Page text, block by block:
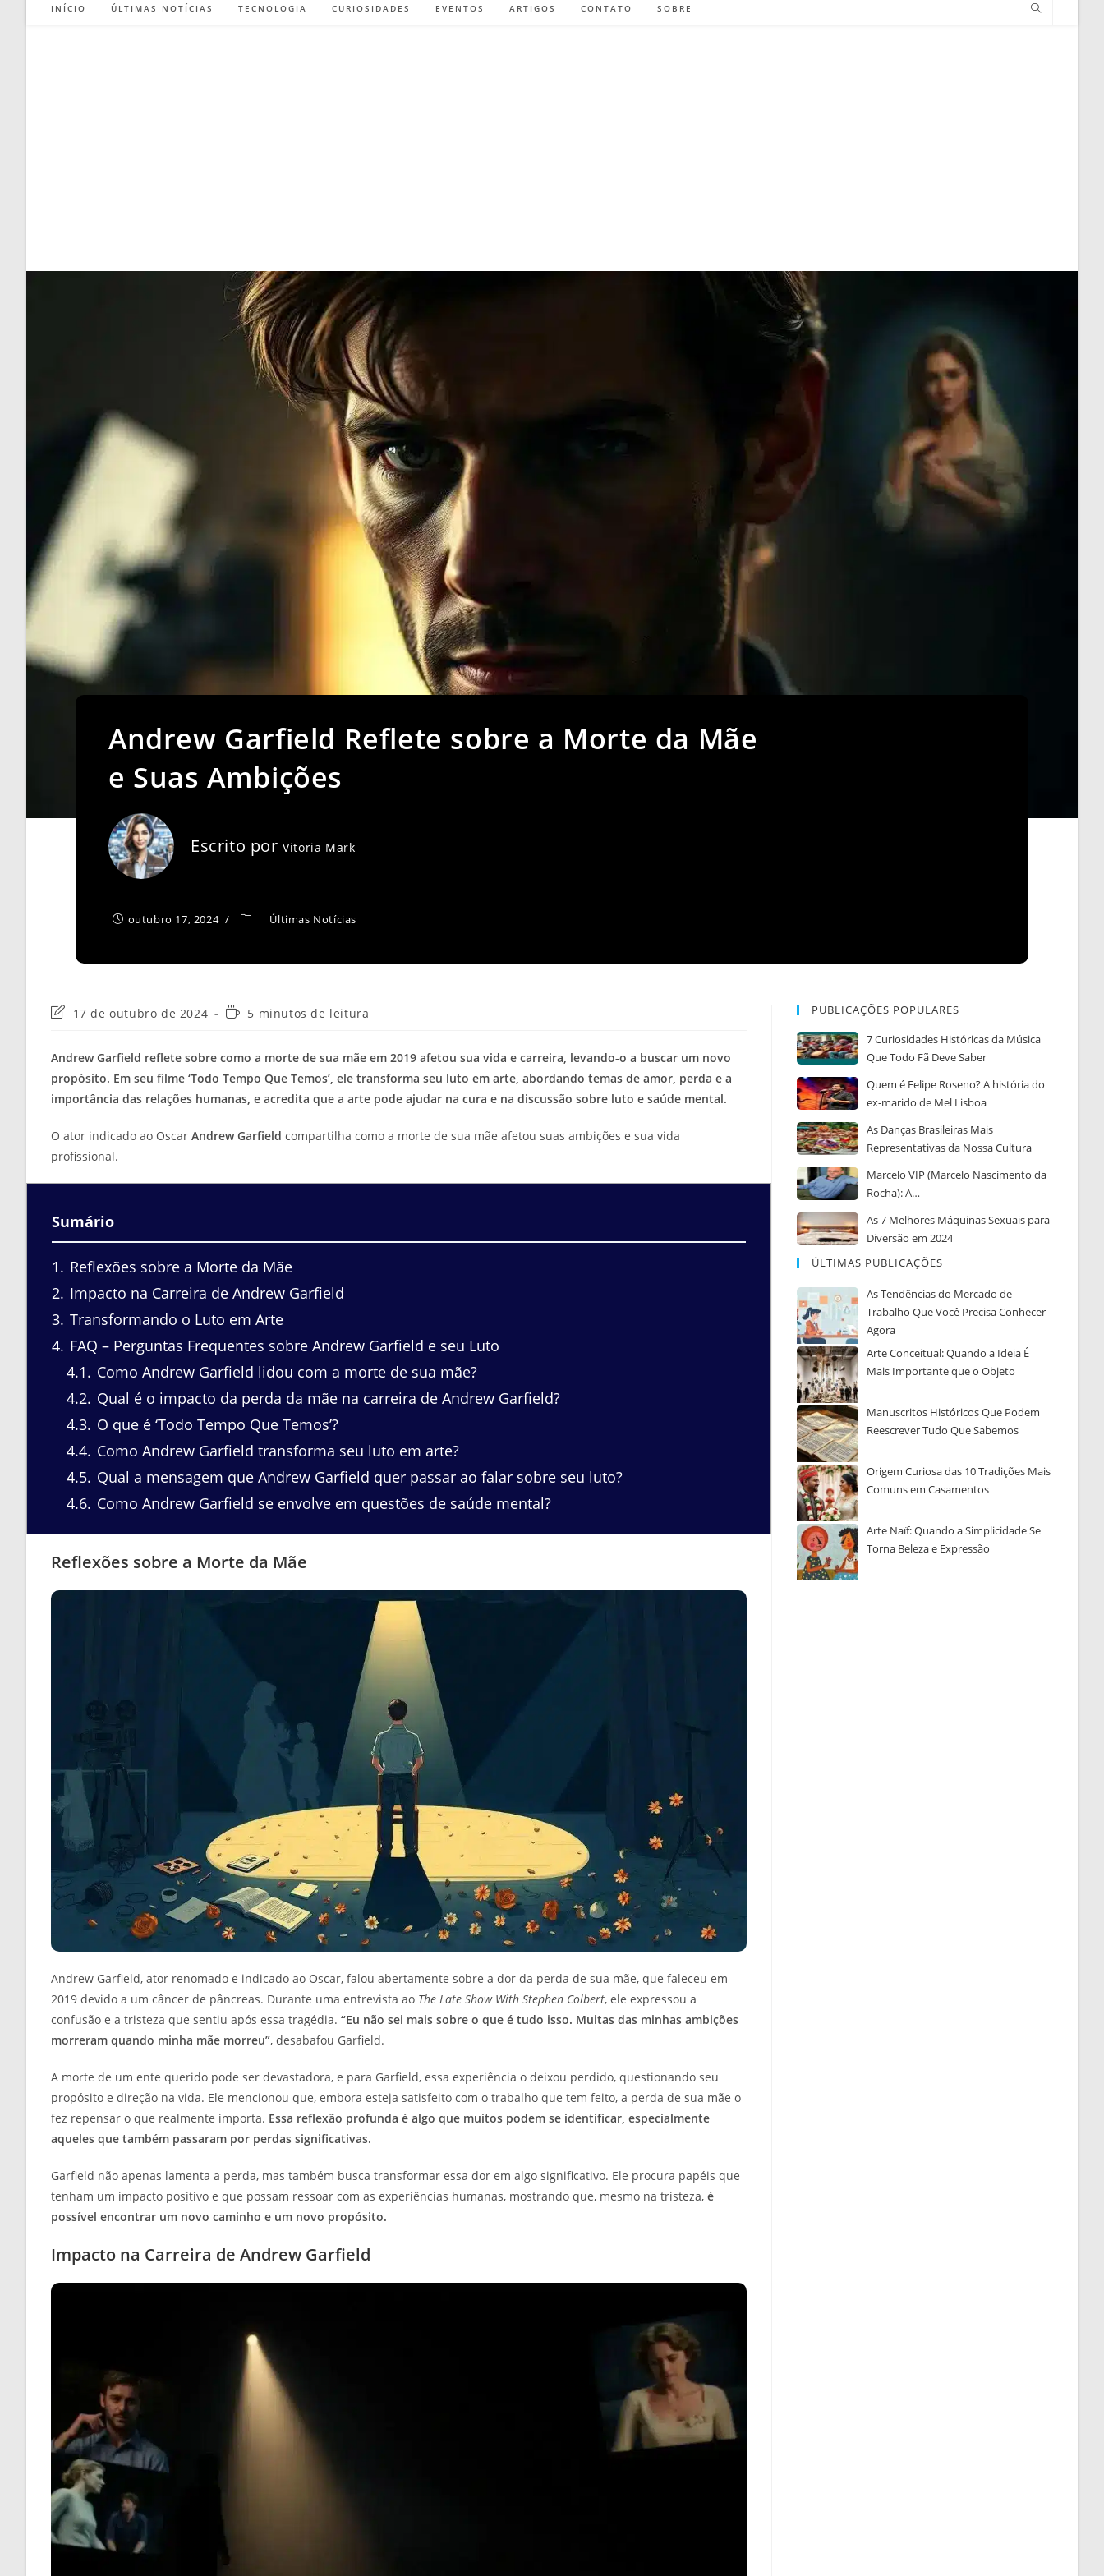
INÍCIO ÚLTIMAS NOTÍCIAS TECNOLOGIA CURIOSIDADES EVENTOS ARTIGOS CONTATO SOBRE
Andrew Garfield Reflete sobre a Morte da Mãe
e Suas Ambições
Escrito porVitoria Mark
outubro 17, 2024 Últimas Notícias
Última
post:
17 de outubro de 2024
Tempo5 minutos de leitura
Andrew Garfield reflete sobre como a morte de sua mãe em 2019 afetou sua vida e carreira, levando-o a buscar um novo
propósito. Em seu filme ‘Todo Tempo Que Temos’, ele transforma seu luto em arte, abordando temas de amor, perda e a
importância das relações humanas, e acredita que a arte pode ajudar na cura e na discussão sobre luto e saúde mental.
O ator indicado ao Oscar Andrew Garfield compartilha como a morte de sua mãe afetou suas ambições e sua vida
profissional.
Sumário
1
Reflexões sobre a Morte da Mãe
2 Impacto na Carreira de Andrew Garfield
3 Transformando o Luto em Arte
4 FAQ – Perguntas Frequentes sobre Andrew Garfield e seu Luto
4.1
Como Andrew Garfield lidou com a morte de sua mãe?
4.2 Qual é o impacto da perda da mãe na carreira de Andrew Garfield?
4.3 O que é ‘Todo Tempo Que Temos’?
4.4 Como Andrew Garfield transforma seu luto em arte?
4.5 Qual a mensagem que Andrew Garfield quer passar ao falar sobre seu luto?
4.6 Como Andrew Garfield se envolve em questões de saúde mental?
Reflexões sobre a Morte da Mãe
Andrew Garfield, ator renomado e indicado ao Oscar, falou abertamente sobre a dor da perda de sua mãe, que faleceu em
2019 devido a um câncer de pâncreas. Durante uma entrevista ao The Late Show With Stephen Colbert, ele expressou a
confusão e a tristeza que sentiu após essa tragédia. “Eu não sei mais sobre o que é tudo isso. Muitas das minhas ambições
morreram quando minha mãe morreu”, desabafou Garfield.
A morte de um ente querido pode ser devastadora, e para Garfield, essa experiência o deixou perdido, questionando seu
propósito e direção na vida. Ele mencionou que, embora esteja satisfeito com o trabalho que tem feito, a perda de sua mãe o
fez repensar o que realmente importa. Essa reflexão profunda é algo que muitos podem se identificar, especialmente
aqueles que também passaram por perdas significativas.
Garfield não apenas lamenta a perda, mas também busca transformar essa dor em algo significativo. Ele procura papéis que
tenham um impacto positivo e que possam ressoar com as experiências humanas, mostrando que, mesmo na tristeza, é
possível encontrar um novo caminho e um novo propósito.
Impacto na Carreira de Andrew Garfield
PUBLICAÇÕES POPULARES
7 Curiosidades Históricas da Música
Que Todo Fã Deve Saber
Quem é Felipe Roseno? A história do
ex-marido de Mel Lisboa
As Danças Brasileiras Mais
Representativas da Nossa Cultura
Marcelo VIP (Marcelo Nascimento da
Rocha): A…
As 7 Melhores Máquinas Sexuais para
Diversão em 2024
ÚLTIMAS PUBLICAÇÕES
As Tendências do Mercado de
Trabalho Que Você Precisa Conhecer
Agora
Arte Conceitual: Quando a Ideia É
Mais Importante que o Objeto
Manuscritos Históricos Que Podem
Reescrever Tudo Que Sabemos
Origem Curiosa das 10 Tradições Mais
Comuns em Casamentos
Arte Naïf: Quando a Simplicidade Se
Torna Beleza e Expressão